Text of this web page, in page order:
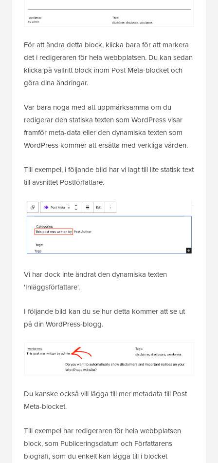
För att ändra detta block, klicka bara för att markera
det i redigeraren för hela webbplatsen. Du kan sedan
klicka på valfritt block inom Post Meta-blocket och
göra dina ändringar.
Var bara noga med att uppmärksamma om du
redigerar den statiska texten som WordPress visar
framför meta-data eller den dynamiska texten som
WordPress kommer att ersätta med verkliga värden.
Till exempel, i följande bild har vi lagt till lite statisk text
till avsnittet Postförfattare.
Vi har dock inte ändrat den dynamiska texten
'Inläggsförfattare'.
I följande bild kan du se hur detta kommer att se ut
på din WordPress-blogg.
Du kanske också vill lägga till mer metadata till Post
Meta-blocket.
Till exempel har redigeraren för hela webbplatsen
block, som Publiceringsdatum och Författarens
biografi, som du enkelt kan lägga till i blocket